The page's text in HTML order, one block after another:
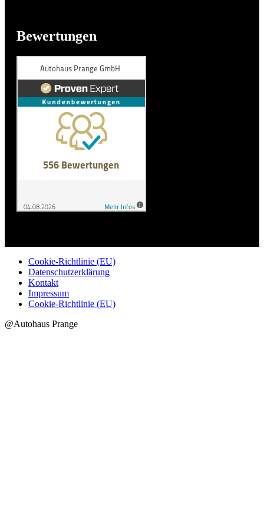
Bewertungen
Cookie-Richtlinie (EU)
Datenschutzerklärung
Kontakt
Impressum
Cookie-Richtlinie (EU)
@Autohaus Prange